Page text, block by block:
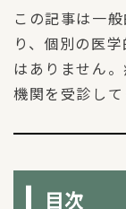
この記事は一
り、個別の医
はありません
機関を受診して
目次